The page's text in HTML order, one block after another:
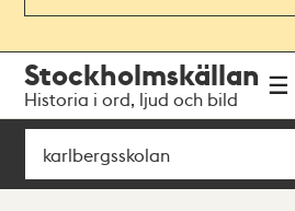
navigationen
huvudinnehållet
Stockholmskällan
Historia i ord, ljud och bild
Sök